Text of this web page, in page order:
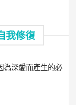
我修復
為深愛而產生的必